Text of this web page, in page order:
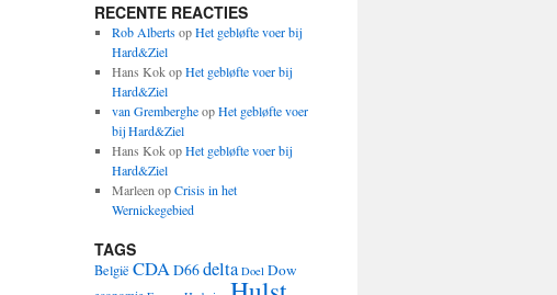
RECENTE REACTIES
Rob AlbertsopHet gebløfte voer bij
Hard&Ziel
Hans KokopHet gebløfte voer bij
Hard&Ziel
van GrembergheopHet gebløfte voer
bij Hard&Ziel
Hans KokopHet gebløfte voer bij
Hard&Ziel
Marleen opCrisis in het
Wernickegebied
TAGS
België CDAD66delta Doel Dow